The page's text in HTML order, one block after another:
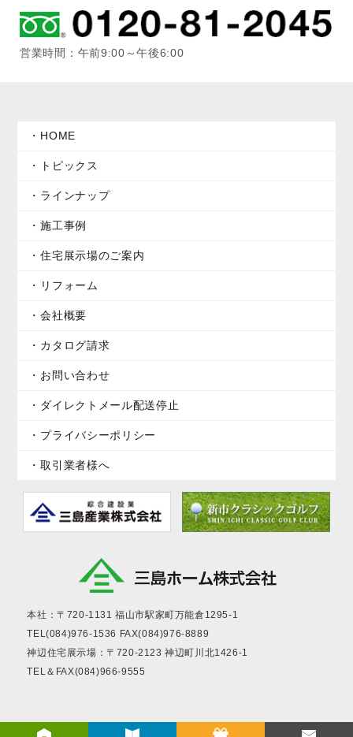
営業時間：午前9:00～午後6:00
HOME
トピックス
ラインナップ
施工事例
住宅展示場のご案内
リフォーム
会社概要
カタログ請求
お問い合わせ
ダイレクトメール配送停止
プライバシーポリシー
取引業者様へ
本社：〒720-1131福山市駅家町万能倉1295-1
TEL(084)976-1536 FAX(084)976-8889
神辺住宅展示場：〒720-2123神辺町川北1426-1
TEL＆FAX(084)966-9555